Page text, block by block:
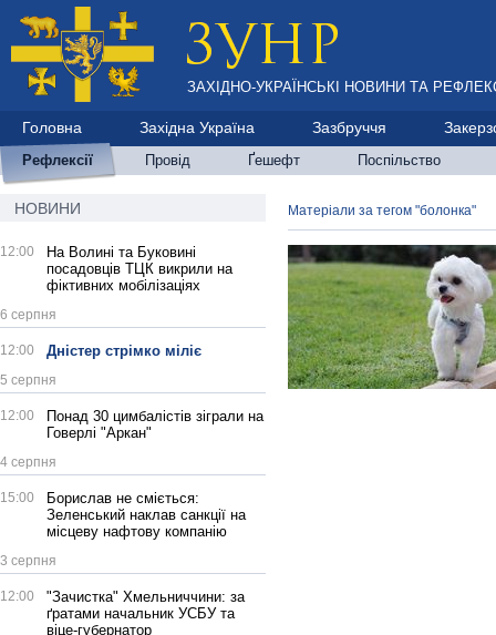
ЗАХІДНО-УКРАЇНСЬКІ НОВИНИ ТА
Головна Західна Україна Зазбруччя
Рефлексії Провід Ґешефт Поспільство
НОВИНИ
12:00
На Волині та Буковині
посадовців ТЦК викрили на
фіктивних мобілізаціях
6 серпня
12:00 Дністер стрімко міліє
5 серпня
12:00
Понад 30 цимбалістів зіграли на
Говерлі "Аркан"
4 серпня
15:00
Борислав не сміється:
Зеленський наклав санкції на
місцеву нафтову компанію
3 серпня
12:00
"Зачистка" Хмельниччини: за
ґратами начальник УСБУ та
віце-губернатор
Матеріали за тегом "болонка"